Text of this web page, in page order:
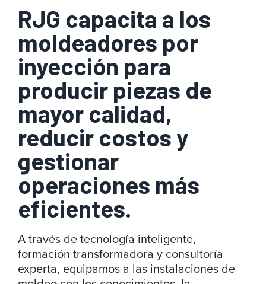
RJG capacita a los
moldeadores por
inyección para
producir piezas de
mayor calidad,
reducir costos y
gestionar
operaciones más
eficientes.
A través de tecnología inteligente,
formación transformadora y consultoría
experta, equipamos a las instalaciones de